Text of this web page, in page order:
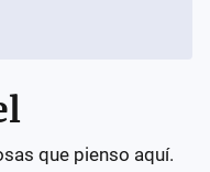
que pienso aquí.